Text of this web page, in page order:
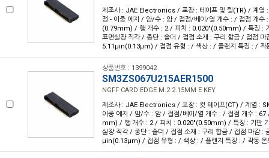
제조사 : JAE Electronics / 포장 : 테이프 및 릴(TR) / 계열
정 - 이중 에지 / 암/수 : 암 / 접점/베이/열 개수 : / 접점 개수
(0.79mm) / 행 개수 : 2 / 피치 : 0.020"(0.50mm) / 특징 :
표면실장 직각 / 종단 : 솔더 / 접점 소재 : 구리 합금 / 접점 마
5.11µin(0.13µm) / 접점 유형 : / 색상 : / 플랜지 특징 : / 작
상품번호 : 1399042
SM3ZS067U215AER1500
NGFF CARD EDGE M.2 2.15MM E KEY
제조사 : JAE Electronics / 포장 : 컷 테이프(CT) / 계열 :
이중 에지 / 암/수 : 암 / 접점/베이/열 개수 : / 접점 개수 :
mm) / 행 개수 : 2 / 피치 : 0.020"(0.50mm) / 특징 : 기판
실장 직각 / 종단 : 솔더 / 접점 소재 : 구리 합금 / 접점 마감 :
µin(0.13µm) / 접점 유형 : / 색상 : / 플랜지 특징 : / 작동 온